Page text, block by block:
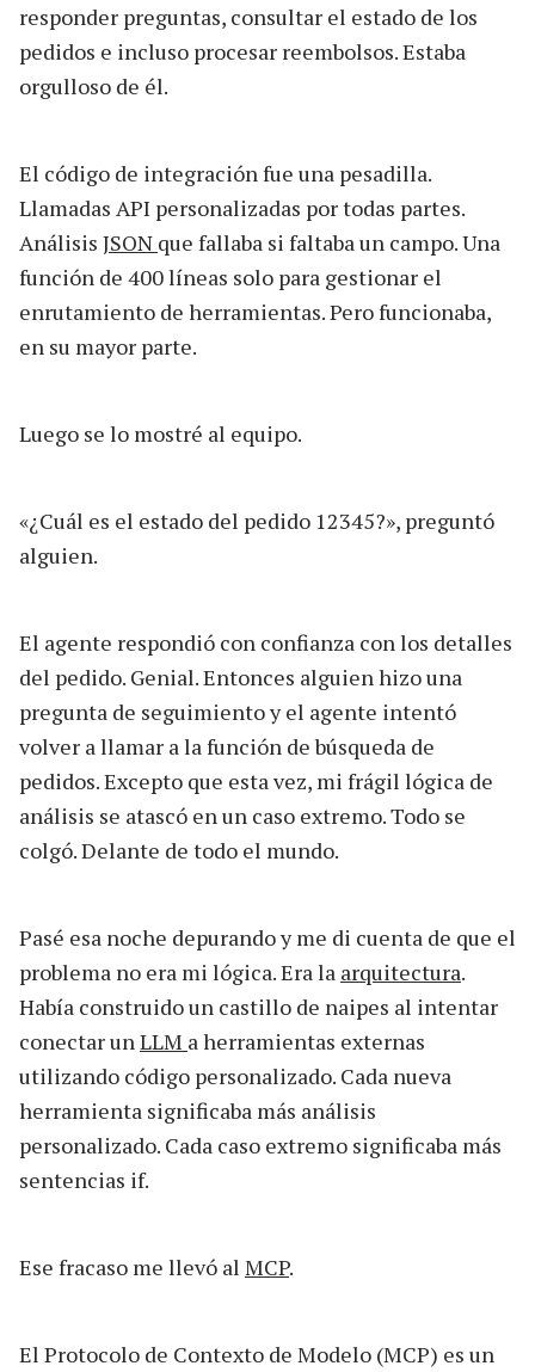
responder preguntas, consultar el estado de los
pedidos e incluso procesar reembolsos. Estaba
orgulloso de él.
El código de integración fue una pesadilla.
Llamadas API personalizadas por todas partes.
Análisis JSON que fallaba si faltaba un campo. Una
función de 400 líneas solo para gestionar el
enrutamiento de herramientas. Pero funcionaba,
en su mayor parte.
Luego se lo mostré al equipo.
«¿Cuál es el estado del pedido 12345?», preguntó
alguien.
El agente respondió con confianza con los detalles
del pedido. Genial. Entonces alguien hizo una
pregunta de seguimiento y el agente intentó
volver a llamar a la función de búsqueda de
pedidos. Excepto que esta vez, mi frágil lógica de
análisis se atascó en un caso extremo. Todo se
colgó. Delante de todo el mundo.
Pasé esa noche depurando y me di cuenta de que el
problema no era mi lógica. Era la arquitectura.
Había construido un castillo de naipes al intentar
conectar un LLM a herramientas externas
utilizando código personalizado. Cada nueva
herramienta significaba más análisis
personalizado. Cada caso extremo significaba más
sentencias if.
Ese fracaso me llevó al MCP.
El Protocolo de Contexto de Modelo (MCP) es un